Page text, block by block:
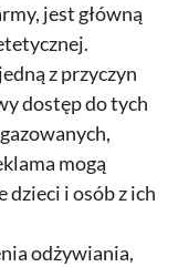
jest główną
z przyczyn
dostęp do tych
mogą
i osób z ich
odżywiania,